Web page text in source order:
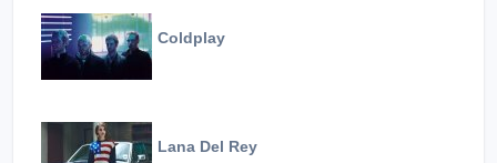
Coldplay
Lana Del Rey